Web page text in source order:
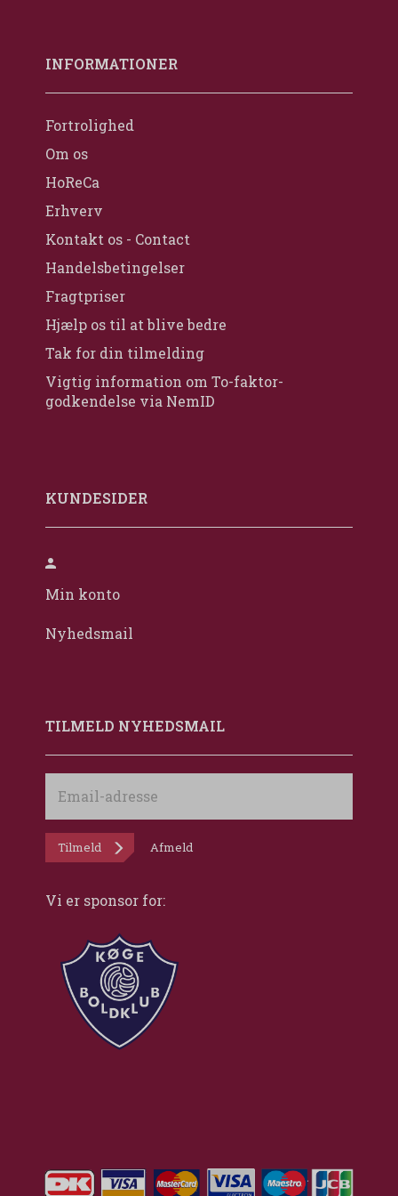
INFORMATIONER
Fortrolighed
Om os
HoReCa
Erhverv
Kontakt os - Contact
Handelsbetingelser
Fragtpriser
Hjælp os til at blive bedre
Tak for din tilmelding
Vigtig information om To-faktor-
godkendelse via NemID
KUNDESIDER
Min konto
Nyhedsmail
TILMELD NYHEDSMAIL
adresse
Tilmeld Afmeld
Vi er sponsor for: